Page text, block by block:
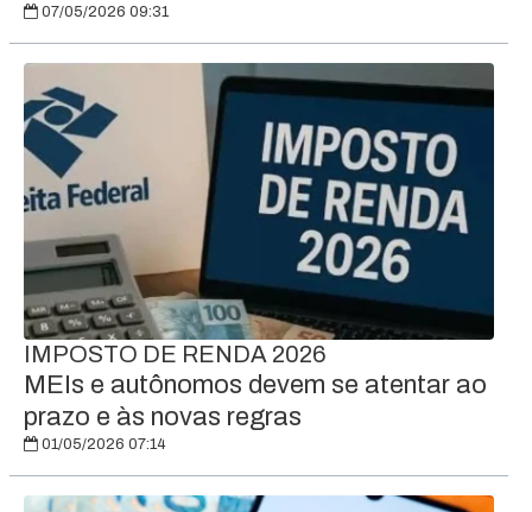
07/05/2026 09:31
IMPOSTO DE RENDA 2026
MEIs e autônomos devem se atentar ao
prazo e às novas regras
01/05/2026 07:14